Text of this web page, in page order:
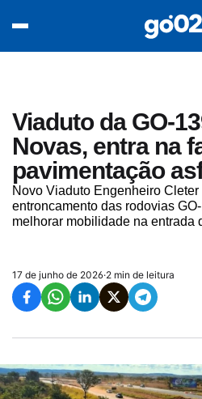
Viaduto da GO-
Novas, entra na
pavimentação
Novo Viaduto Engenheiro
entroncamento das rodovias
melhorar mobilidade na entrada
17 de junho de 2026·2 min de leitura
acontece agora
entretenimento
vídeos
pod020